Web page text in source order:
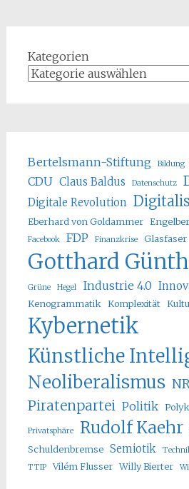
Kategorien
Bertelsmann-Stiftung Bildung
CDU Claus Baldus Datenschutz
Digitale Revolution
Eberhard von Goldammer
Facebook FDP Finanzkrise Glasfaser
Gotthard
Grüne Hegel Industrie 4.0
Kenogrammatik Komplexität
Kybernetik
Künstliche
Neoliberalismus
Piratenpartei Politik
Privatsphäre Rudolf Kaehr
Schuldenbremse Semiotik
TTIP
Vilém Flusser Willy Bierter